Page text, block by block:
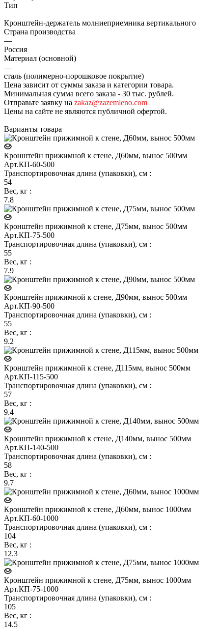
Тип
—
Кронштейн-держатель молниеприемника вертикального
Страна производства
—
Россия
Материал (основной)
—
сталь (полимерно-порошковое покрытие)
Цена зависит от суммы заказа и категории товара.
Минимальная сумма всего заказа - 30 тыс. рублей.
Отправьте заявку на zakaz@zazemleno.com
Цены на сайте не являются публичной офертой.
Варианты товара
Кронштейн прижимной к стене, Д60мм, вынос 500мм
Арт.КП-60-500
Транспортировочная длина (упаковки), см :
54
Вес, кг :
7.8
Кронштейн прижимной к стене, Д75мм, вынос 500мм
Арт.КП-75-500
Транспортировочная длина (упаковки), см :
55
Вес, кг :
7.9
Кронштейн прижимной к стене, Д90мм, вынос 500мм
Арт.КП-90-500
Транспортировочная длина (упаковки), см :
55
Вес, кг :
9.2
Кронштейн прижимной к стене, Д115мм, вынос 500мм
Арт.КП-115-500
Транспортировочная длина (упаковки), см :
57
Вес, кг :
9.4
Кронштейн прижимной к стене, Д140мм, вынос 500мм
Арт.КП-140-500
Транспортировочная длина (упаковки), см :
58
Вес, кг :
9.7
Кронштейн прижимной к стене, Д60мм, вынос 1000мм
Арт.КП-60-1000
Транспортировочная длина (упаковки), см :
104
Вес, кг :
12.3
Кронштейн прижимной к стене, Д75мм, вынос 1000мм
Арт.КП-75-1000
Транспортировочная длина (упаковки), см :
105
Вес, кг :
14.5